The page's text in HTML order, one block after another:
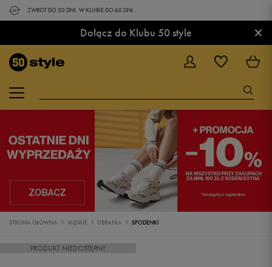
ZWROT DO 30 DNI. W KLUBIE DO 60 DNI.
Dołącz do Klubu 50 style ×
STRONA GŁÓWNA MĘSKIE UBRANIA SPODENKI
PRODUKT NIEDOSTĘPNY